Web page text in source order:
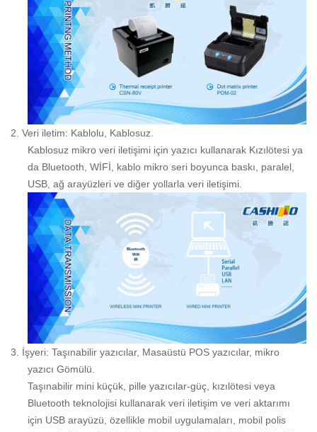
2. Veri iletim: Kablolu, Kablosuz.
Kablosuz mikro veri iletişimi için yazıcı kullanarak Kızılötesi ya
da Bluetooth, WİFİ, kablo mikro seri boyunca baskı, paralel,
USB, ağ arayüzleri ve diğer yollarla veri iletişimi.
3.
İşyeri: Taşınabilir yazıcılar, Masaüstü POS yazıcılar, mikro
yazıcı Gömülü.
Taşınabilir mini küçük, pille yazıcılar-güç, kızılötesi veya
Bluetooth teknolojisi kullanarak veri iletişim ve veri aktarımı
için USB arayüzü, özellikle mobil uygulamaları, mobil polis